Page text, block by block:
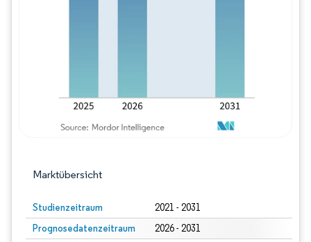
Marktübersicht
Studienzeitraum 2021 - 2031
Prognosedatenzeitraum 2026 - 2031